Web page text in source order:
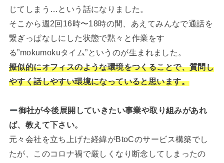
じてしまう…という話になりました。
そこから週2回16時〜18時の間、あえてみんなで通話を
繋ぎっぱなしにした状態で黙々と作業をす
る”mokumokuタイム”というのが生まれました。
擬似的にオフィスのような環境をつくることで、質問し
やすく話しやすい環境になっていると思います。
御社が今後展開していきたい事業や取り組みがあれ
ば、教えて下さい。
元々会社を立ち上げた経緯がBtoCのサービス構築でし
たが、このコロナ禍で厳しくなり断念してしまったの